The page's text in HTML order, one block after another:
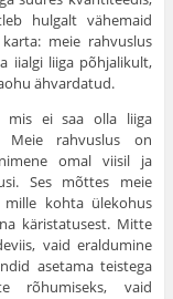
hulgalt vä­hemaid
meie rahvuslus
iialgi liiga põhjalikult,
ähvardatud.
mis ei saa olla liiga
Meie rahvuslus on
omal viisil ja
Ses mõttes meie
mille kohta ülekohus
kärista­tusest. Mitte
vaid eraldumine
asetama teistega
rõhumiseks, vaid